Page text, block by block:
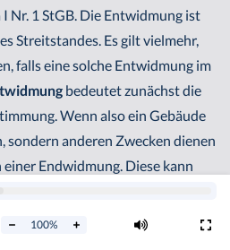
100%
I Nr. 1 StGB. Die Entwidmung ist
Streitstandes. Es gilt vielmehr,
falls eine solche Entwidmung im
bedeutet zunächst die
Wenn also ein Gebäude
sondern anderen Zwecken dienen
Endwidmung. Diese kann
werden. Es reicht somit aus das
Auch eine Teilentwidmung ist